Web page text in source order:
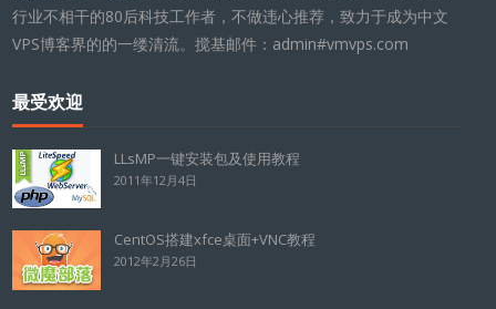
行业不相干的80后科技工作者，不做违心推荐，致力于成为中文
VPS博客界的的一缕清流。搅基邮件：admin#vmvps.com
最受欢迎
LLsMP一键安装包及使用教程
2011年12月4日
CentOS搭建xfce桌面+VNC教程
2012年2月26日